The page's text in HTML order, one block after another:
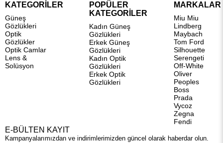
KATEGORİLER
Güneş
Gözlükleri
Optik
Gözlükler
Optik Camlar
Lens &
Solüsyon
POPÜLER
KATEGORİLER
Kadın Güneş
Gözlükleri
Erkek Güneş
Gözlükleri
Kadın Optik
Gözlükleri
Erkek Optik
Gözlükleri
MARKALAR
Miu Miu
Lindberg
Maybach
Tom Ford
Silhouette
Serengeti
Off-White
Oliver
Peoples
Boss
Prada
Vycoz
Zegna
Fendi
E-BÜLTEN KAYIT
Kampanyalarımızdan ve indirimlerimizden güncel olarak haberdar olun.